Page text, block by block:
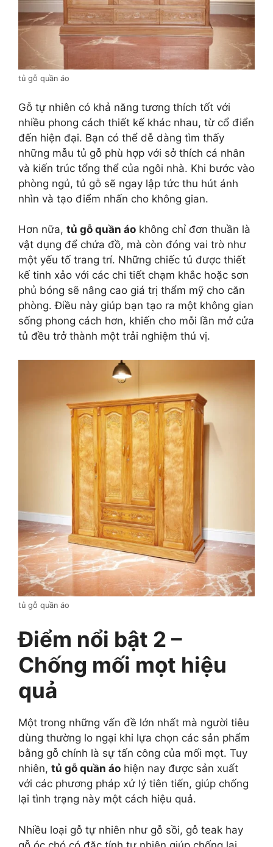
tủ gỗ quần áo
Gỗ tự nhiên có khả năng tương thích tốt với
nhiều phong cách thiết kế khác nhau, từ cổ điển
đến hiện đại. Bạn có thể dễ dàng tìm thấy
những mẫu tủ gỗ phù hợp với sở thích cá nhân
và kiến trúc tổng thể của ngôi nhà. Khi bước vào
phòng ngủ, tủ gỗ sẽ ngay lập tức thu hút ánh
nhìn và tạo điểm nhấn cho không gian.
Hơn nữa, tủ gỗ quần áo không chỉ đơn thuần là
vật dụng để chứa đồ, mà còn đóng vai trò như
một yếu tố trang trí. Những chiếc tủ được thiết
kế tinh xảo với các chi tiết chạm khắc hoặc sơn
phủ bóng sẽ nâng cao giá trị thẩm mỹ cho căn
phòng. Điều này giúp bạn tạo ra một không gian
sống phong cách hơn, khiến cho mỗi lần mở cửa
tủ đều trở thành một trải nghiệm thú vị.
tủ gỗ quần áo
Điểm nổi bật 2 –
Chống mối mọt hiệu
quả
Một trong những vấn đề lớn nhất mà người tiêu
dùng thường lo ngại khi lựa chọn các sản phẩm
bằng gỗ chính là sự tấn công của mối mọt. Tuy
nhiên, tủ gỗ quần áo hiện nay được sản xuất
với các phương pháp xử lý tiên tiến, giúp chống
lại tình trạng này một cách hiệu quả.
Nhiều loại gỗ tự nhiên như gỗ sồi, gỗ teak hay